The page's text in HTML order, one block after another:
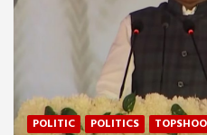
POLITIC POLITICS